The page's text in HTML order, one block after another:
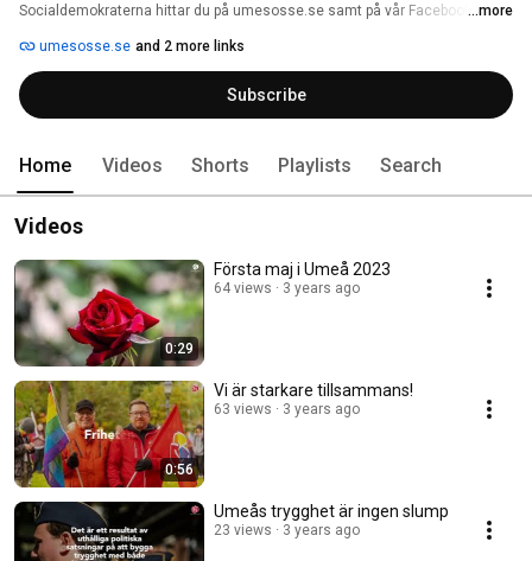
Socialdemokraterna hittar du på umesosse.se samt på vår Facebooksida
...more
umesosse.se and 2 more links
Subscribe
Home Videos Shorts Playlists Search
Videos
0:29
Första maj i Umeå 2023
64 views 3 years ago
0:56
Vi är starkare tillsammans!
63 views 3 years ago
Umeås trygghet är ingen slump
23 views 3 years ago